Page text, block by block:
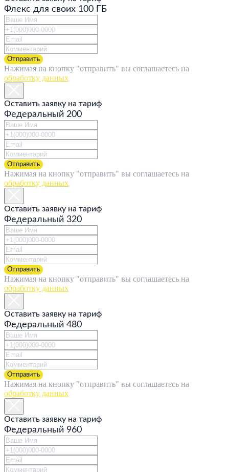
Флекс для своих 100 ГБ
Отправить
Нажимая на кнопку "отправить" вы соглашаетесь на
обработку данных
Оставить заявку на тариф
Федеральный 200
Отправить
Нажимая на кнопку "отправить" вы соглашаетесь на
обработку данных
Оставить заявку на тариф
Федеральный 320
Отправить
Нажимая на кнопку "отправить" вы соглашаетесь на
обработку данных
Оставить заявку на тариф
Федеральный 480
Отправить
Нажимая на кнопку "отправить" вы соглашаетесь на
обработку данных
Оставить заявку на тариф
Федеральный 960